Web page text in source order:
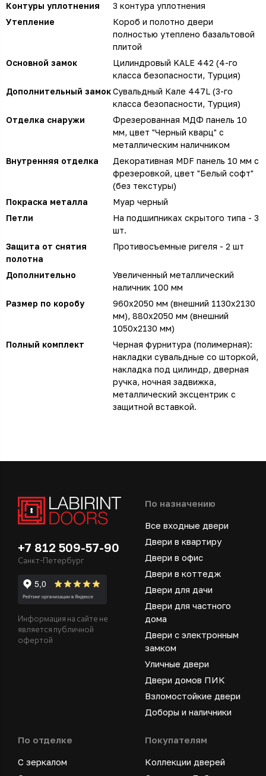
Контуры уплотнения
3 контура уплотнения
Утепление
Короб и полотно двери
полностью утеплено базальтовой
плитой
Основной замок
Цилиндровый KALE 442 (4-го
класса безопасности, Турция)
Дополнительный замокСувальдный Кале 447L (3-го
класса безопасности, Турция)
Отделка снаружи
Фрезерованная МДФ панель 10
мм, цвет "Черный кварц" с
металлическим наличником
Внутренняя отделка
Декоративная MDF панель 10 мм с
фрезеровкой, цвет "Белый софт"
(без текстуры)
Покраска металла
Муар черный
Петли
На подшипниках скрытого типа - 3
шт.
Защита от снятия
полотна
Противосъемные ригеля - 2 шт
Дополнительно
Увеличенный металлический
наличник 100 мм
Размер по коробу
960х2050 мм (внешний 1130х2130
мм), 880х2050 мм (внешний
1050х2130 мм)
Полный комплект
Черная фурнитура (полимерная):
накладки сувальдные со шторкой,
накладка под цилиндр, дверная
ручка, ночная задвижка,
металлический эксцентрик с
защитной вставкой.
+7 812 509-57-90
Санкт-Петербург
Информация на сайте не
является публичной
офертой
По назначению
Все входные двери
Двери в квартиру
Двери в офис
Двери в коттедж
Двери для дачи
Двери для частного
дома
Двери с электронным
замком
Уличные двери
Двери домов ПИК
Взломостойкие двери
Доборы и наличники
По отделке
С зеркалом
Покупателям
Коллекции дверей